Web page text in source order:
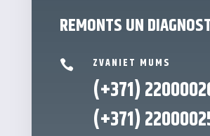
REMONTS UN
 ZVANIET MUMS
(+371)
(+371)